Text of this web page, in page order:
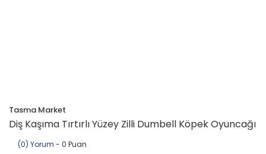
Tasma Market
Diş Kaşıma Tırtırlı Yüzey Zilli Dumbell Köpek Oyuncağı
(0) Yorum - 0 Puan